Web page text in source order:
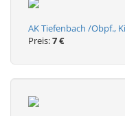
AK Tiefenbach /Obpf.,
Preis:7 €